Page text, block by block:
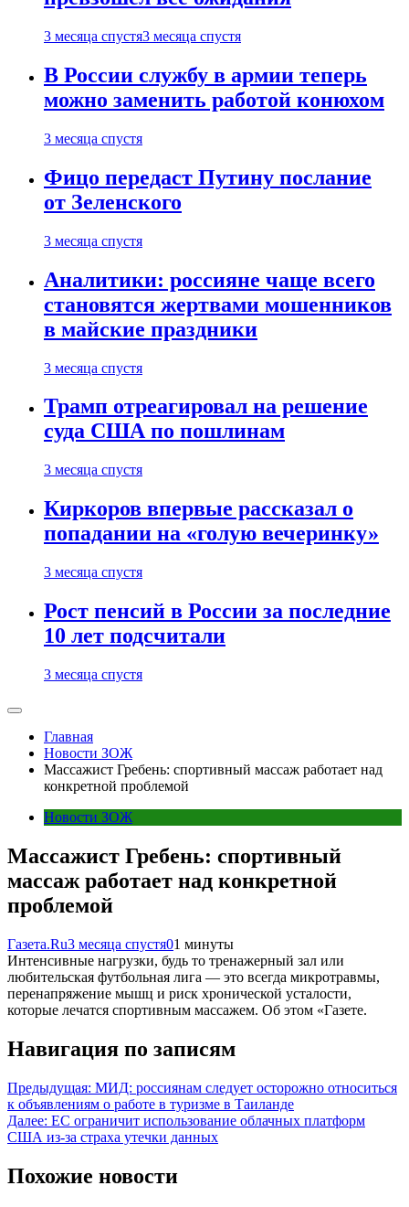
3 месяца спустя3 месяца спустя
В России службу в армии теперь
можно заменить работой конюхом
3 месяца спустя
Фицо передаст Путину послание
от Зеленского
3 месяца спустя
Аналитики: россияне чаще всего
становятся жертвами мошенников
в майские праздники
3 месяца спустя
Трамп отреагировал на решение
суда США по пошлинам
3 месяца спустя
Киркоров впервые рассказал о
попадании на «голую вечеринку»
3 месяца спустя
Рост пенсий в России за последние
10 лет подсчитали
3 месяца спустя
Главная
Новости ЗОЖ
Массажист Гребень: спортивный массаж работает над
конкретной проблемой
Новости ЗОЖ
Массажист Гребень: спортивный
массаж работает над конкретной
проблемой
Газета.Ru3 месяца спустя01 минуты
Интенсивные нагрузки, будь то тренажерный зал или
любительская футбольная лига — это всегда микротравмы,
перенапряжение мышц и риск хронической усталости,
которые лечатся спортивным массажем. Об этом «Газете.
Навигация по записям
Предыдущая: МИД: россиянам следует осторожно относиться
к объявлениям о работе в туризме в Таиланде
Далее: ЕС ограничит использование облачных платформ
США из-за страха утечки данных
Похожие новости